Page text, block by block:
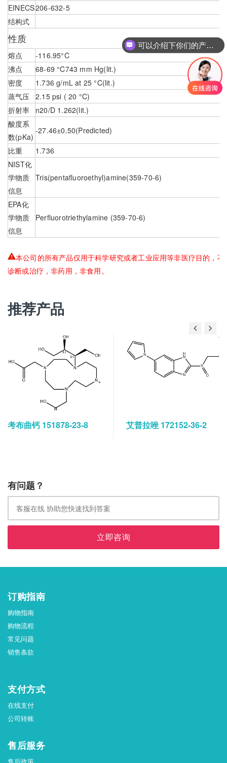
EINECS206-632-5
结构式
性质
熔点
-116.95°C
沸点
68-69 °C743 mm Hg(lit.)
密度
1.736 g/mL at 25 °C(lit.)
蒸气压 2.15 psi ( 20 °C)
折射率
n20/D 1.262(lit.)
酸度系
数(pKa)
-27.46±0.50(Predicted)
比重
1.736
NIST化
学物质
信息
Tris(pentafluoroethyl)amine(359-70-6)
EPA化
学物质
信息
Perfluorotriethylamine (359-70-6)
本公司的所有产品仅用于科学研究或者工业应用等非医疗目的，
诊断或治疗，非药用，非食用。
推荐产品
考布曲钙 151878-23-8 艾普拉唑 172152-36-2
有问题？
立即咨询
订购指南
购物指南
购物流程
常见问题
销售条款
支付方式
在线支付
公司转账
售后服务
可以介绍下你们的产品么